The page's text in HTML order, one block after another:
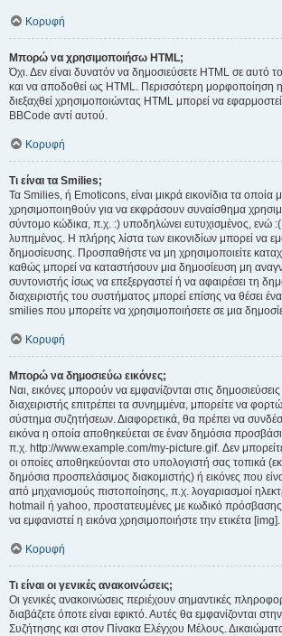
Κορυφή
Μπορώ να χρησιμοποιήσω HTML;
Όχι. Δεν είναι δυνατόν να δημοσιεύσετε HTML σε αυτό
και να αποδοθεί ως HTML. Περισσότερη μορφοποίηση
διεξαχθεί χρησιμοποιώντας HTML μπορεί να
BBCode αντί αυτού.
Κορυφή
Τι είναι τα Smilies;
Τα Smilies, ή Emoticons, είναι μικρά εικονίδια τα οποία
χρησιμοποιηθούν για να εκφράσουν συναίσθημα
σύντομο κώδικα, π.χ. :) υποδηλώνει ευτυχισμένος, ενώ
λυπημένος. Η πλήρης λίστα των εικονιδίων μπορεί να
δημοσίευσης. Προσπαθήστε να μη χρησιμοποιείτε
καθώς μπορεί να καταστήσουν μια δημοσίευση μη
συντονιστής ίσως να επεξεργαστεί ή να αφαιρέσει τη
διαχειριστής του συστήματος μπορεί επίσης να θέσει
smilies που μπορείτε να χρησιμοποιήσετε σε μια
Κορυφή
Μπορώ να δημοσιεύω εικόνες;
Ναι, εικόνες μπορούν να εμφανίζονται στις
διαχειριστής επιτρέπει τα συνημμένα, μπορείτε να
σύστημα συζητήσεων. Διαφορετικά, θα πρέπει να
εικόνα η οποία αποθηκεύεται σε έναν δημόσια
π.χ. http://www.example.com/my-picture.gif. Δεν μπορείτε
οι οποίες αποθηκεύονται στο υπολογιστή σας τοπικά
δημόσια προσπελάσιμος διακομιστής) ή εικόνες που
από μηχανισμούς πιστοποίησης, π.χ. λογαριασμοί
hotmail ή yahoo, προστατευμένες με κωδικό πρόσβασης
να εμφανιστεί η εικόνα χρησιμοποιήστε την ετικέτα [img].
Κορυφή
Τι είναι οι γενικές ανακοινώσεις;
Οι γενικές ανακοινώσεις περιέχουν σημαντικές
διαβάζετε όποτε είναι εφικτό. Αυτές θα εμφανίζονται
Συζήτησης και στον Πίνακα Ελέγχου Μέλους.